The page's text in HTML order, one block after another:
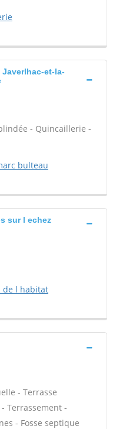
et-la-
- Quincaillerie -
bulteau
sur l echez
de l habitat
- Terrasse
Terrassement -
- Fosse septique